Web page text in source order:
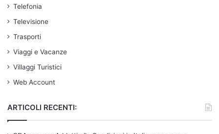
Telefonia
Televisione
Trasporti
Viaggi e Vacanze
Villaggi Turistici
Web Account
ARTICOLI RECENTI: